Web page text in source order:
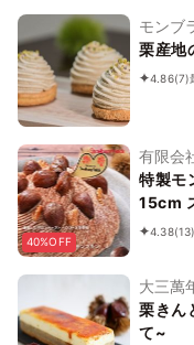
モンブ
栗産地
4.86(7)
40%OFF
有限会
リーフ
特製モ
15cm ストロベリーフィールズ 「お中
元4.38
大三萬
栗きん
て~